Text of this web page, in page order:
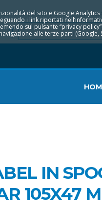
del sito e Google
i link riportati
sul pulsante “privacy
alle terze parti (Google,
IN
105X47